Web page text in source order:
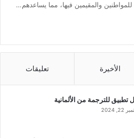
للمواطنين والمقيمين فيها، مما يساعدهم…
الأخيرة تعليقات
تطبيق للترجمة من الألمانية
2024